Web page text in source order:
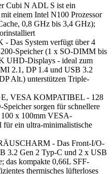
Cubi N ADL S ist ein
einem Intel N100 Prozessor
0,8 GHz bis 3,4 GHz);
Das System verfügt über 4
Speicher (1 x SO-DIMM bis
UHD-Displays - ideal zum
2.1, DP 1.4 und USB 3.2
Alt.) unterstützen Triple-
VESA KOMPATIBEL - 128
sorgen für schnellere
x 100mm VESA-
für ein ultra-minimalistische
- Das Front-I/O-
3.2 Gen 2 Typ-C und 2 x USB
das kompakte 0,66L SFF-
thermisches lüfterloses